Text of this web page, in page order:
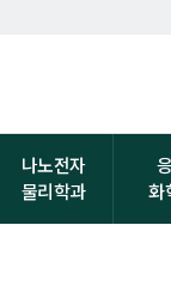
나노전자
물리학과
화